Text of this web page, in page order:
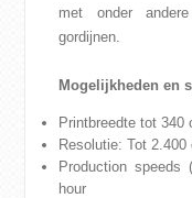
met onder
gordijnen.
Mogelijkheden en
Printbreedte tot 340
Resolutie: Tot 2.400
Production
hour